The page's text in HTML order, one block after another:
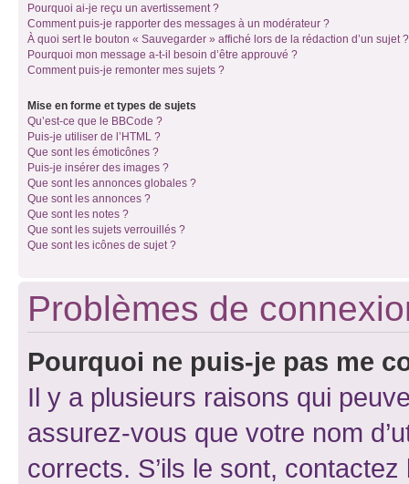
Pourquoi ai-je reçu un avertissement ?
Comment puis-je rapporter des messages à un modérateur ?
À quoi sert le bouton « Sauvegarder » affiché lors de la rédaction d’un sujet ?
Pourquoi mon message a-t-il besoin d’être approuvé ?
Comment puis-je remonter mes sujets ?
Mise en forme et types de sujets
Qu’est-ce que le BBCode ?
Puis-je utiliser de l’HTML ?
Que sont les émoticônes ?
Puis-je insérer des images ?
Que sont les annonces globales ?
Que sont les annonces ?
Que sont les notes ?
Que sont les sujets verrouillés ?
Que sont les icônes de sujet ?
Problèmes de
Pourquoi ne puis-je pas me
Il y a plusieurs raisons qui
assurez-vous que votre nom
corrects. S’ils le sont,